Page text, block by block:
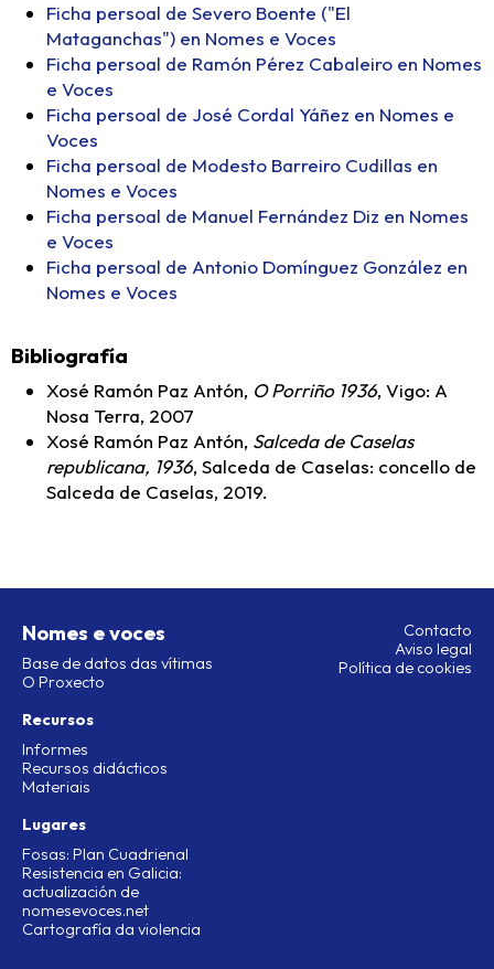
Ficha persoal de Severo Boente ("El
Mataganchas") en Nomes e Voces
Ficha persoal de Ramón Pérez Cabaleiro en Nomes
e Voces
Ficha persoal de José Cordal Yáñez en Nomes e
Voces
Ficha persoal de Modesto Barreiro Cudillas en
Nomes e Voces
Ficha persoal de Manuel Fernández Diz en Nomes
e Voces
Ficha persoal de Antonio Domínguez González en
Nomes e Voces
Bibliografía
Xosé Ramón Paz Antón, O Porriño 1936, Vigo: A
Nosa Terra, 2007
Xosé Ramón Paz Antón, Salceda de Caselas
republicana, 1936, Salceda de Caselas: concello de
Salceda de Caselas, 2019.
Nomes e voces
Base de datos das vítimas
O Proxecto
Recursos
Informes
Recursos didácticos
Materiais
Lugares
Fosas: Plan Cuadrienal
Resistencia en Galicia:
actualización de
nomesevoces.net
Cartografía da violencia
Contacto
Aviso legal
Política de cookies